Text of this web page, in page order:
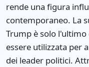
rende una figura
contemporaneo. La
Trump è solo l'ultimo
essere utilizzata per
dei leader politici.